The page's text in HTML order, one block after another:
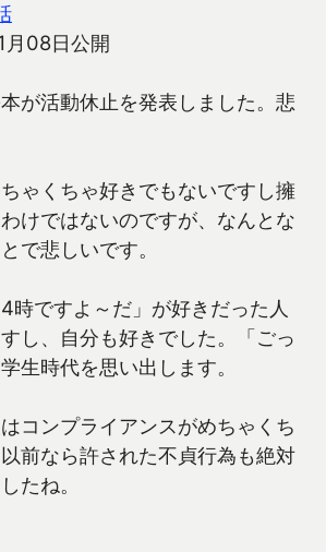
08日公開
が活動休止を発表しました。悲
ゃくちゃ好きでもないですし擁
けではないのですが、なんとな
で悲しいです。
時ですよ～だ」が好きだった人
し、自分も好きでした。「ごっ
生時代を思い出します。
コンプライアンスがめちゃくち
前なら許された不貞行為も絶対
たね。